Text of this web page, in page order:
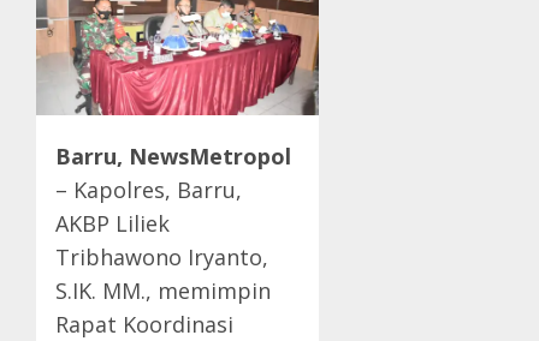
Barru, NewsMetropol
– Kapolres, Barru,
AKBP Liliek
Tribhawono Iryanto,
S.IK. MM., memimpin
Rapat Koordinasi